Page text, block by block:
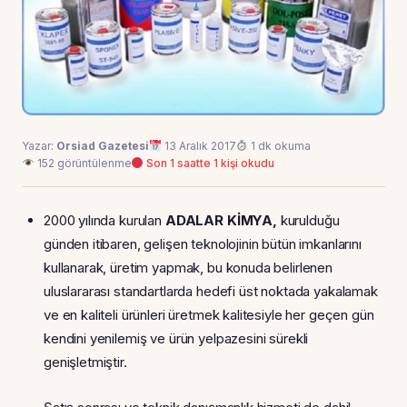
Yazar: Orsiad Gazetesi 13 Aralık 2017
1 dk okuma
152 görüntülenme
Son 1 saatte 1 kişi okudu
2000 yılında kurulan ADALAR KİMYA, kurulduğu
günden itibaren, gelişen teknolojinin bütün imkanlarını
kullanarak, üretim yapmak, bu konuda belirlenen
uluslararası standartlarda hedefi üst noktada yakalamak
ve en kaliteli ürünleri üretmek kalitesiyle her geçen gün
kendini yenilemiş ve ürün yelpazesini sürekli
genişletmiştir.